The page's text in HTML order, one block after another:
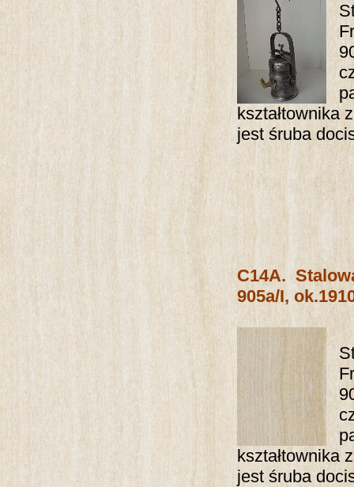
kształtownika
jest śruba
C14A.
905a/I,
kształtownika
jest śruba